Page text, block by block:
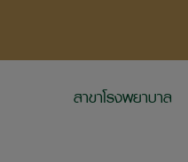
สาขาโรงพยาบาล